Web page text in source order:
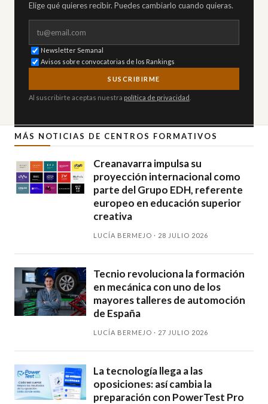
Elige qué quieres recibir. Puedes cambiarlo cuando quieras.
Newsletter Semanal
Avisos sobre convocatorias de los Rankings
SUSCRIBIRME
Al suscribirte aceptas nuestra política de privacidad
MÁS NOTICIAS DE CENTROS FORMATIVOS
Creanavarra impulsa su
proyección internacional como
parte del Grupo EDH, referente
europeo en educación superior
creativa
LUCÍA BERMEJO · 28 JULIO 2026
Tecnio revoluciona la formación
en mecánica con uno de los
mayores talleres de automoción
de España
LUCÍA BERMEJO · 27 JULIO 2026
La tecnología llega a las
oposiciones: así cambia la
preparación con PowerTest Pro